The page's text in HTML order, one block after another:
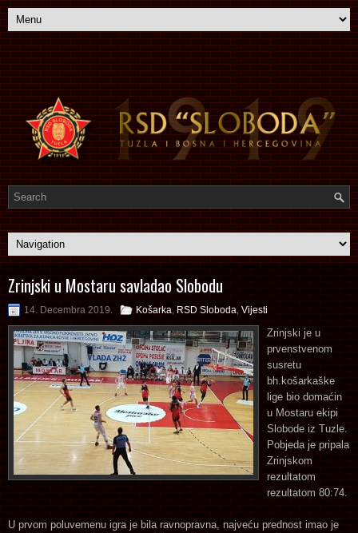
Zrinjski u Mostaru savladao Slobodu
14. Decembra 2019. Košarka RSD Sloboda Vijesti
Zrinjski je u
prvenstvenom
susretu
bh.košarkaške
lige bio domaćin
u Mostaru ekipi
Slobode iz Tuzle.
Pobjeda je pripala
Zrinjskom
rezultatom
rezultatom 80:74.
U prvom poluvemenu igra je bila ravnopravna, najveću prednost imao je